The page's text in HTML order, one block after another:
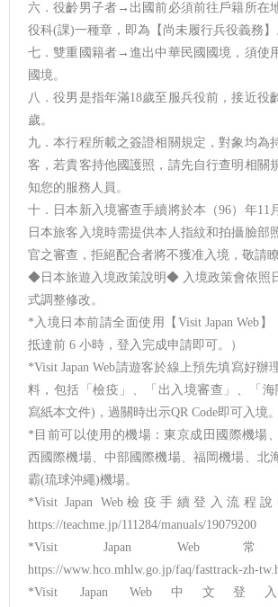
六．役齡男子者→出國前必須前往戶籍所在
役科(課)一種章，即為【尚未履行兵役義務】
七．雙重國籍者→進出中華民國國境，須使
國境。
八．役男是指年滿18歲至服兵役前，接近役
歲。
九．本行程所載之簽證相關規定，對象均為
客，若貴客持他國護照，請先自行查明相關
知您的服務人員。
十．日本新入境審查手續將於本（96）年11
日本旅客入境時需提供本人指紋和拍攝臉部
官之審查，拒絕配合者將不獲准入境，敬請瞭
◆日本旅遊入境政策說明◆ 入境政策會依照
式調整修改。
*入境日本前請全面使用【Visit Japan Web
抵達前 6 小時，登入完成申請即可。）
*Visit Japan Web請遊客於線上預先填寫好辦
料，包括「檢疫」、「出入境審查」、「
寫紙本文件)，過關時出示QR Code即可入境。
*目前可以使用的機場：東京成田國際機場
西國際機場、中部國際機場、福岡機場、北
霸(琉球沖繩)機場。
*Visit Japan Web檢疫手續登入流程
https://teachme.jp/111284/manuals/19079200
*Visit Japan Web
https://www.hco.mhlw.go.jp/faq/fasttrack-zh-
*Visit Japan Web中文